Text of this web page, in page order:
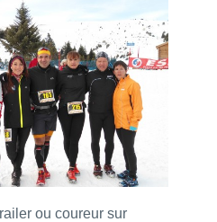
ou coureur sur